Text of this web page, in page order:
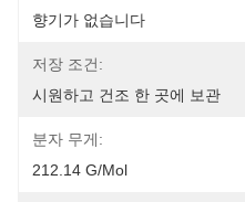
향기가 없습니다
저장 조건:
시원하고 건조 한 곳에 보관
분자 무게:
212.14 G/mol